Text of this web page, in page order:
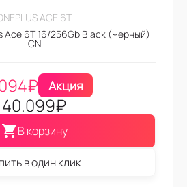
ACE 6T
Ace 6T 16/256Gb Black (Черный)
CN
₽ Акция
40.099₽
В корзину
в один клик